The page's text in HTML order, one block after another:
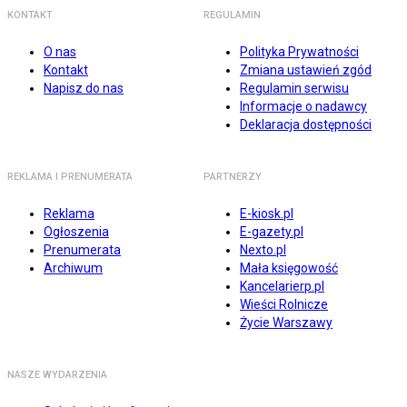
KONTAKT
O nas
Kontakt
Napisz do nas
REGULAMIN
Polityka Prywatności
Zmiana ustawień zgód
Regulamin serwisu
Informacje o nadawcy
Deklaracja dostępności
REKLAMA I PRENUMERATA
Reklama
Ogłoszenia
Prenumerata
Archiwum
PARTNERZY
E-kiosk.pl
E-gazety.pl
Nexto.pl
Mała księgowość
Kancelarierp.pl
Wieści Rolnicze
Życie Warszawy
NASZE WYDARZENIA